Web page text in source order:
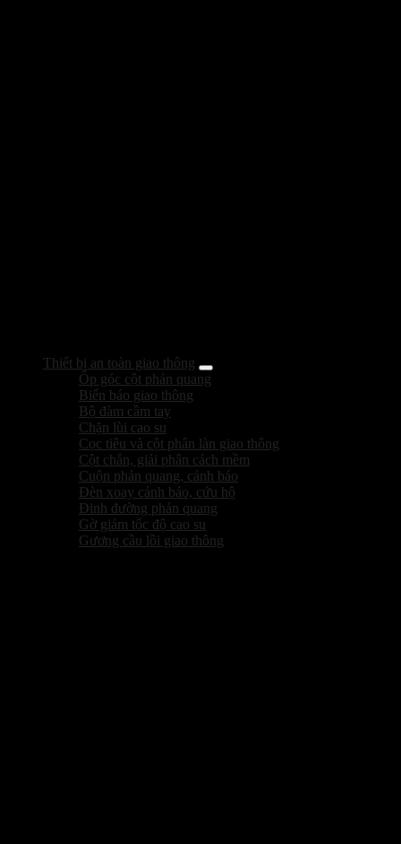
Thiết bị an toàn giao thông
Ốp góc cột phản quang
Biển báo giao thông
Bộ đàm cầm tay
Chặn lùi cao su
Cọc tiêu và cột phân làn giao thông
Cột chắn, giải phân cách mềm
Cuộn phản quang, cảnh báo
Đèn xoay cảnh báo, cứu hộ
Đinh đường phản quang
Gờ giảm tốc độ cao su
Gương cầu lồi giao thông